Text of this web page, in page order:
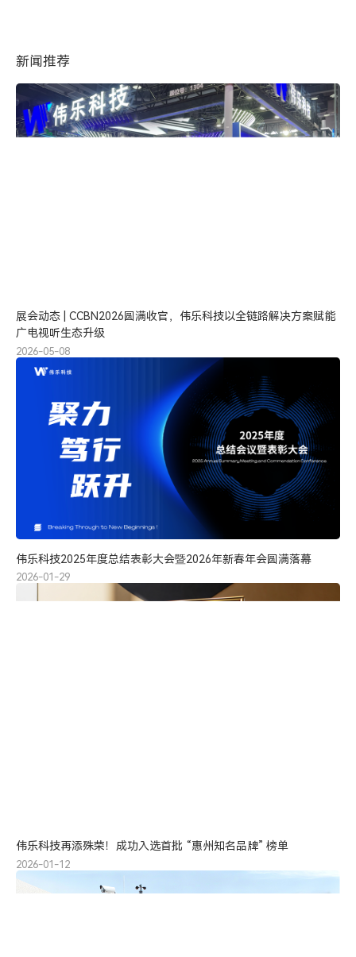
新闻推荐
展会动态 | CCBN2026圆满收官，伟乐科技以全链路解决方案赋能
广电视听生态升级
2026-05-08
伟乐科技2025年度总结表彰大会暨2026年新春年会圆满落幕
2026-01-29
伟乐科技再添殊荣！成功入选首批 “惠州知名品牌” 榜单
2026-01-12